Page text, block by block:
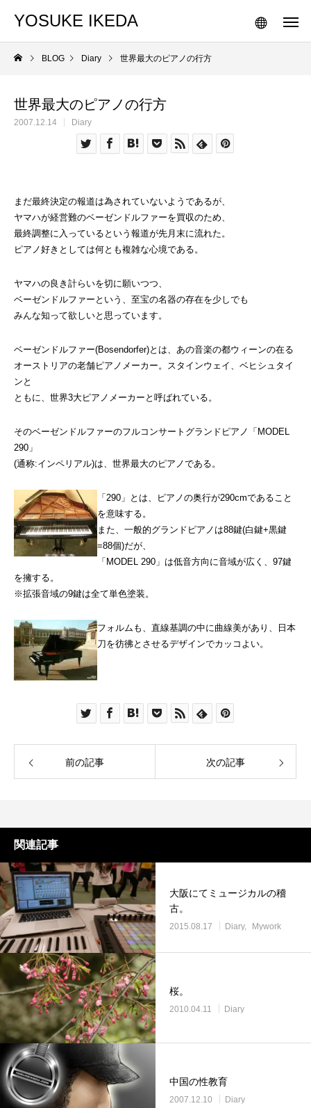
YOSUKE IKEDA
BLOG Diary 世界最大のピアノの行方
世界最大のピアノの行方
2007.12.14 Diary
まだ最終決定の報道は為されていないようであるが、
ヤマハが経営難のベーゼンドルファーを買収のため、
最終調整に入っているという報道が先月末に流れた。
ピアノ好きとしては何とも複雑な心境である。
ヤマハの良き計らいを切に願いつつ、
ベーゼンドルファーという、至宝の名器の存在を少しでも
みんな知って欲しいと思っています。
ベーゼンドルファー(Bosendorfer)とは、あの音楽の都ウィーンの在る
オーストリアの老舗ピアノメーカー。スタインウェイ、ベヒシュタイ
ンと
ともに、世界3大ピアノメーカーと呼ばれている。
そのベーゼンドルファーのフルコンサートグランドピアノ「MODEL
290」
(通称:インペリアル)は、世界最大のピアノである。
「290」とは、ピアノの奥行が290cmであること
を意味する。
また、一般的グランドピアノは88鍵(白鍵+黒鍵
=88個)だが、
「MODEL 290」は低音方向に音域が広く、97鍵
を擁する。
※拡張音域の9鍵は全て単色塗装。
フォルムも、直線基調の中に曲線美があり、日本
刀を彷彿とさせるデザインでカッコよい。
前の記事 次の記事
関連記事
大阪にてミュージカルの稽
古。
2015.08.17 Diary Mywork
桜。
2010.04.11 Diary
中国の性教育
2007.12.10 Diary